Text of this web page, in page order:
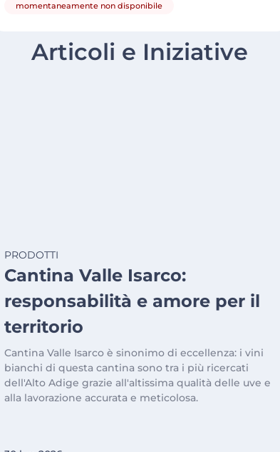
momentaneamente non disponibile
Articoli e Iniziative
PRODOTTI
Cantina Valle Isarco:
responsabilità e amore per il
territorio
Cantina Valle Isarco è sinonimo di eccellenza: i vini
bianchi di questa cantina sono tra i più ricercati
dell'Alto Adige grazie all'altissima qualità delle uve e
alla lavorazione accurata e meticolosa.